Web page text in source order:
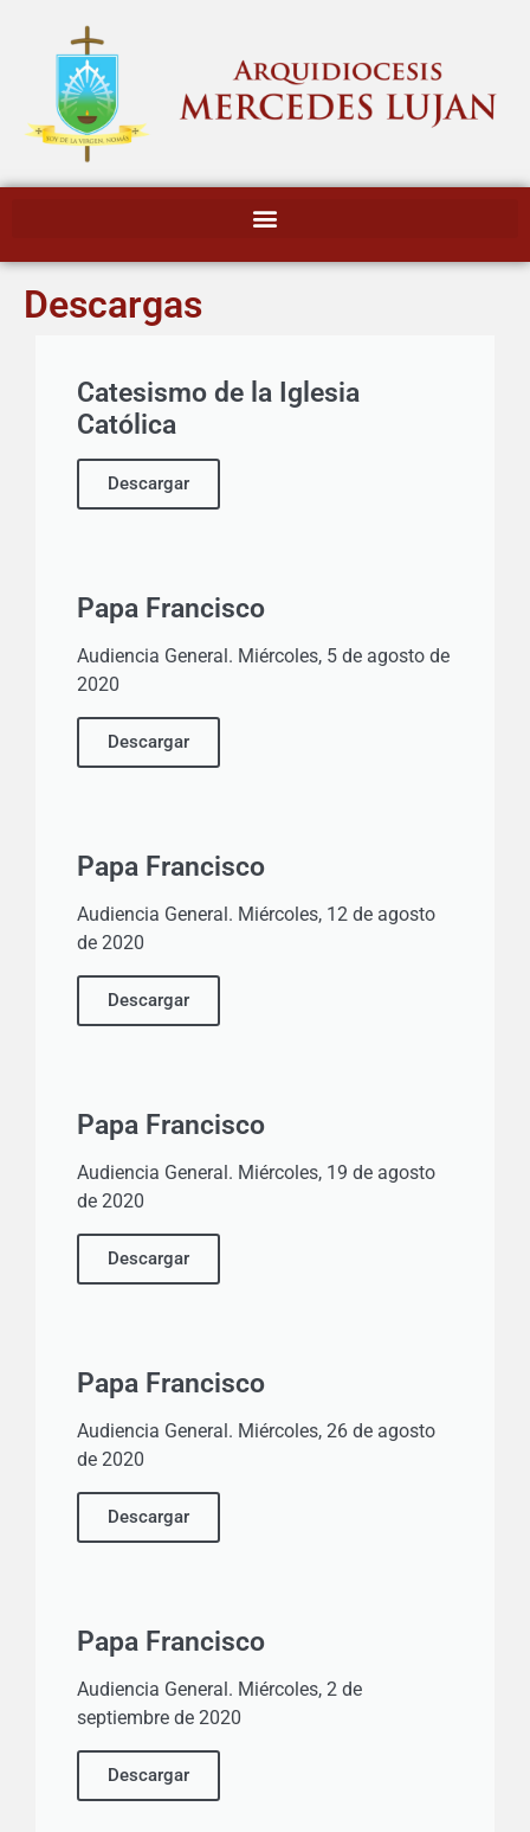
Descargas
Catesismo de la Iglesia
Católica
Descargar
Papa Francisco
Audiencia General. Miércoles, 5 de agosto de
2020
Descargar
Papa Francisco
Audiencia General. Miércoles, 12 de agosto
de 2020
Descargar
Papa Francisco
Audiencia General. Miércoles, 19 de agosto
de 2020
Descargar
Papa Francisco
Audiencia General. Miércoles, 26 de agosto
de 2020
Descargar
Papa Francisco
Audiencia General. Miércoles, 2 de
septiembre de 2020
Descargar